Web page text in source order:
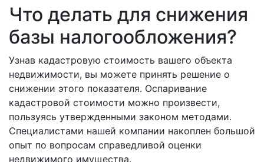
Что делать для снижения
базы налогообложения?
Узнав кадастровую стоимость вашего объекта
недвижимости, вы можете принять решение о
снижении этого показателя. Оспаривание
кадастровой стоимости можно произвести,
пользуясь утвержденными законом методами.
Специалистами нашей компании накоплен большой
опыт по вопросам справедливой оценки
недвижимого имущества.